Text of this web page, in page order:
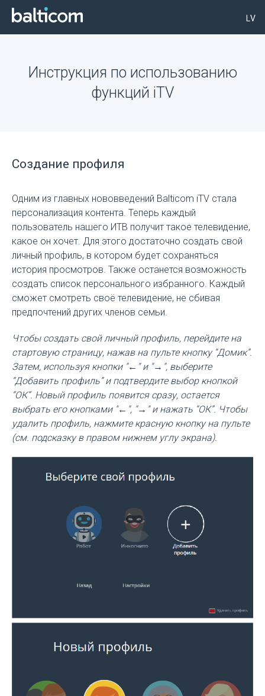
LV
Инструкция по использованию
функций iTV
Создание профиля
Одним из главных нововведений Balticom iTV стала
персонализация контента. Теперь каждый
пользователь нашего ИТВ получит такое телевидение,
какое он хочет. Для этого достаточно создать свой
личный профиль, в котором будет сохраняться
история просмотров. Также останется возможность
создать список персонального избранного. Каждый
сможет смотреть своё телевидение, не сбивая
предпочтений других членов семьи.
Чтобы создать свой личный профиль, перейдите на
стартовую страницу, нажав на пульте кнопку “Домик”.
Затем, используя кнопки "←" и "→", выберите
“Добавить профиль” и подтвердите выбор кнопкой
“ОК”. Новый профиль появится сразу, остается
выбрать его кнопками "←", "→" и нажать “ОК”. Чтобы
удалить профиль, нажмите красную кнопку на пульте
(см. подсказку в правом нижнем углу экрана).